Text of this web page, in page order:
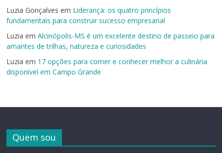
Luzia Gonçalves em Liderança: os quatro princípios
fundamentais para construir sucesso empresarial
Luzia emAlcinópolis-MS é um excelente destino de passeio para
amantes de trilhas, natureza e curiosidades
Luzia em 17 opções para comer e conhecer melhor a culinária
disponível em Campo Grande
Quem sou